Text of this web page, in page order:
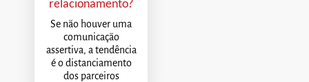
relacionamento?
Se não houver uma
comunicação
assertiva, a tendência
é o distanciamento
dos parceiros